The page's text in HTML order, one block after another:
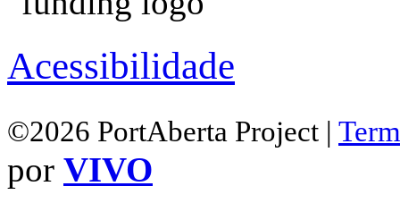
Acessibilidade
©2026 PortAberta Project |
por VIVO